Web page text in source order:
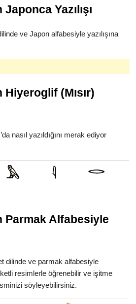
Yazılışı
ve Japon alfabesiyle yazılışına
(Mısır)
nasıl yazıldığını merak ediyor
Parmak Alfabesiyle
dilinde ve parmak alfabesiyle
resimlerle öğrenebilir ve işitme
söyleyebilirsiniz.